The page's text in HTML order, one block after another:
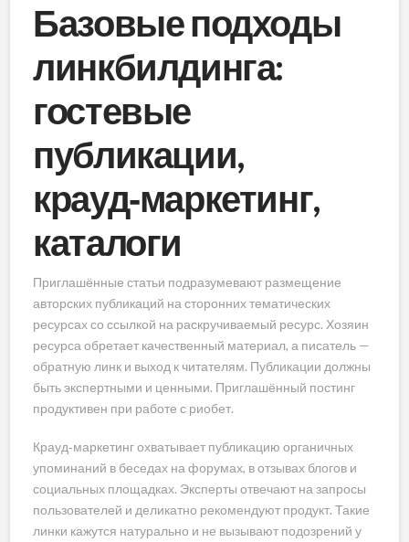
Базовые подходы
линкбилдинга:
гостевые
публикации,
крауд‑маркетинг,
каталоги
Приглашённые статьи подразумевают размещение
авторских публикаций на сторонних тематических
ресурсах со ссылкой на раскручиваемый ресурс. Хозяин
ресурса обретает качественный материал, а писатель —
обратную линк и выход к читателям. Публикации должны
быть экспертными и ценными. Приглашённый постинг
продуктивен при работе с риобет.
Крауд‑маркетинг охватывает публикацию органичных
упоминаний в беседах на форумах, в отзывах блогов и
социальных площадках. Эксперты отвечают на запросы
пользователей и деликатно рекомендуют продукт. Такие
линки кажутся натурально и не вызывают подозрений у